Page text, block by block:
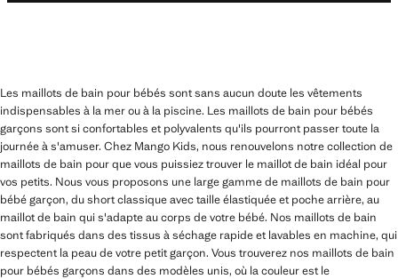
Les maillots de bain pour bébés sont sans aucun doute les vêtements
indispensables à la mer ou à la piscine. Les maillots de bain pour bébés
garçons sont si confortables et polyvalents qu'ils pourront passer toute la
journée à s'amuser. Chez Mango Kids, nous renouvelons notre collection de
maillots de bain pour que vous puissiez trouver le maillot de bain idéal pour
vos petits. Nous vous proposons une large gamme de maillots de bain pour
bébé garçon, du short classique avec taille élastiquée et poche arrière, au
maillot de bain qui s'adapte au corps de votre bébé. Nos maillots de bain
sont fabriqués dans des tissus à séchage rapide et lavables en machine, qui
respectent la peau de votre petit garçon. Vous trouverez nos maillots de bain
pour bébés garçons dans des modèles unis, où la couleur est le